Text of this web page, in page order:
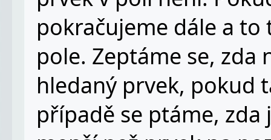
pokračujeme dále a to
pole. Zeptáme se, zda
hledaný prvek, pokud
případě se ptáme,